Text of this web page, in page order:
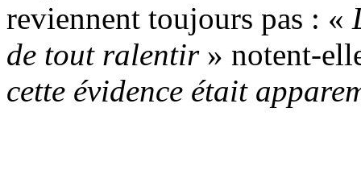
reviennent toujours pas : «
de tout ralentir» notent-
cette évidence était